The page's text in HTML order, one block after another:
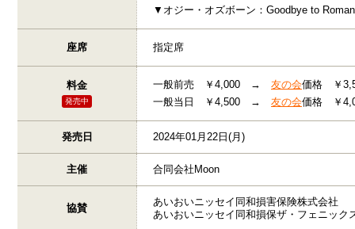
▼オジー・オズボーン：Goodbye to
座席 指定席
料金
発売中
一般前売 ￥4,000 → 友の会価格 ￥
一般当日 ￥4,500 → 友の会価格 ￥
発売日 2024年01月22日(月)
主催 合同会社Moon
協賛
あいおいニッセイ同和損害保険株式会社
あいおいニッセイ同和損保ザ・フェニック